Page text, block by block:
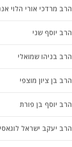
הרב מרדכי אורי הלוי
הרב יוסף שני
הרב בניהו שמואלי
הרב בן ציון מוצפי
הרב יוסף בן פורת
הרב יעקב ישראל לוגאסי